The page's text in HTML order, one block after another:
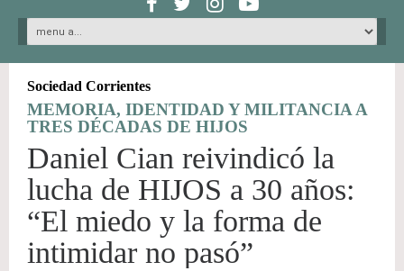
Sociedad Corrientes
MEMORIA, IDENTIDAD Y MILITANCIA A
TRES DÉCADAS DE HIJOS
Daniel Cian reivindicó la
lucha de HIJOS a 30 años:
“El miedo y la forma de
intimidar no pasó”